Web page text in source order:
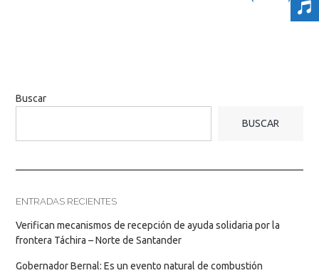
Buscar
BUSCAR
ENTRADAS RECIENTES
Verifican mecanismos de recepción de ayuda solidaria por la
frontera Táchira – Norte de Santander
Gobernador Bernal: Es un evento natural de combustión